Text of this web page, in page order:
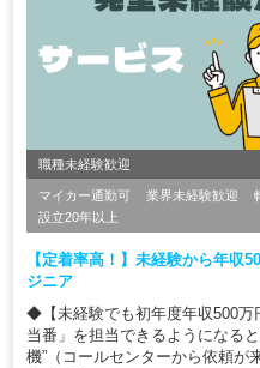
職種未経験歓迎
マイカー通勤可 業界未経験歓迎
設立20年以上
【定着率高！】未経験から年収
ジニア
◆【未経験でも初年度年収500
当番」を担当できるようになる
機”（コールセンターから依頼